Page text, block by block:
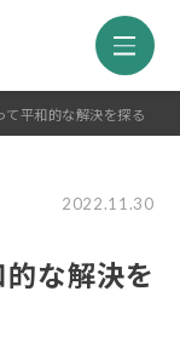
て平和的な解決を探る
2022.11.30
な解決を